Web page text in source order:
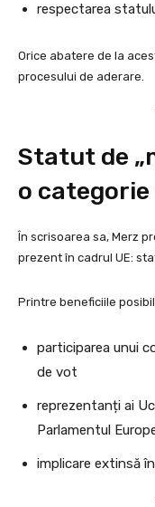
respectarea
Orice abatere de la
procesului de aderare.
Statut de
o
În scrisoarea sa, Merz
prezent în cadrul UE:
Printre beneficiile
participarea unui
de vot
reprezentanți ai
Parlamentul
implicare extinsă